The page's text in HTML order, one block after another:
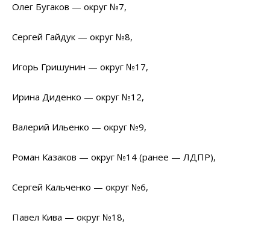
Олег Бугаков — округ №7,
Сергей Гайдук — округ №8,
Игорь Гришунин — округ №17,
Ирина Диденко — округ №12,
Валерий Ильенко — округ №9,
Роман Казаков — округ №14 (ранее — ЛДПР),
Сергей Кальченко — округ №6,
Павел Кива — округ №18,